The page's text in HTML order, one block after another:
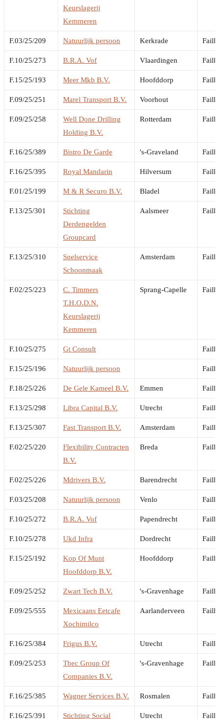
Keurslagerij
Kemmeren
F.03/25/209 Natuurlijk persoon Kerkrade
F.10/25/273 B.R.A. Vof Vlaardingen
F.15/25/193 Meer Mkb B.V. Hoofddorp
F.09/25/251 Marel Transport B.V. Voorhout
F.09/25/258
Well Done Drilling
Holding B.V.
Rotterdam
F.16/25/389 Bistro De Garde 's-Graveland
F.16/25/395 Royal Mandarin Hilversum
F.01/25/199 M & R Securo B.V. Bladel
F.13/25/301
Stichting
Derdengelden
Groupcard
Aalsmeer
F.13/25/310
Snelservice
Schoonmaak
Amsterdam
F.02/25/223
C. Timmers
T.H.O.D.N.
Keurslagerij
Kemmeren
Sprang-Capelle
F.10/25/275 Gt Consult
F.15/25/196 Natuurlijk persoon
F.18/25/226 De Gele Kameel B.V. Emmen
F.13/25/298 Libra Capital B.V. Utrecht
F.13/25/307 Fast Transport B.V. Amsterdam
F.02/25/220
Flexibility Contracten
B.V.
Breda
F.02/25/226 Mdrivers B.V. Barendrecht
F.03/25/208 Natuurlijk persoon Venlo
F.10/25/272 B.R.A. Vof Papendrecht
F.10/25/278 Ukd Infra Dordrecht
F.15/25/192
Kop Of Munt
Hoofddorp B.V.
Hoofddorp
F.09/25/252 Zwart Tech B.V. 's-Gravenhage
F.09/25/555
Mexicaans Eetcafe
Xochimilco
Aarlanderveen
F.16/25/384 Frigus B.V. Utrecht
F.09/25/253
Tbec Group Of
Companies B.V.
's-Gravenhage
F.16/25/385 Wagner Services B.V. Rosmalen
F.16/25/391 Stichting Social Utrecht